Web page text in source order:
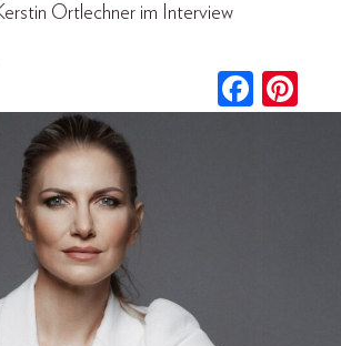
Ortlechner im Interview